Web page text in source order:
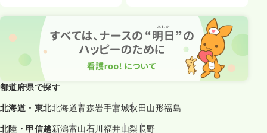
都道府県で探す
北海道・東北北海道青森岩手宮城秋田山形福島
北陸・甲信越新潟富山石川福井山梨長野